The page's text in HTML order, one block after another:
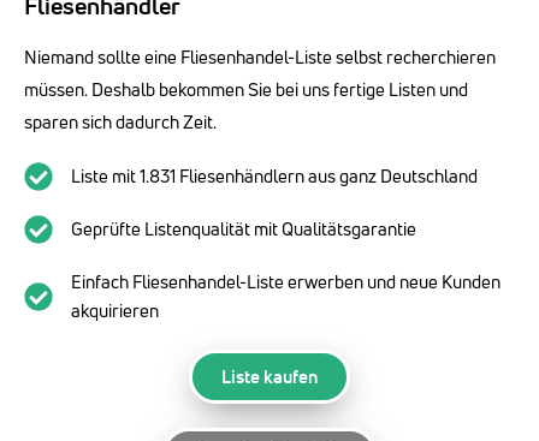
Niemand sollte eine Fliesenhandel-Liste selbst recherchieren
müssen. Deshalb bekommen Sie bei uns fertige Listen und
sparen sich dadurch Zeit.
Liste mit 1.831 Fliesenhändlern aus ganz Deutschland
Geprüfte Listenqualität mit Qualitätsgarantie
Einfach Fliesenhandel-Liste erwerben und neue Kunden
akquirieren
Liste kaufen